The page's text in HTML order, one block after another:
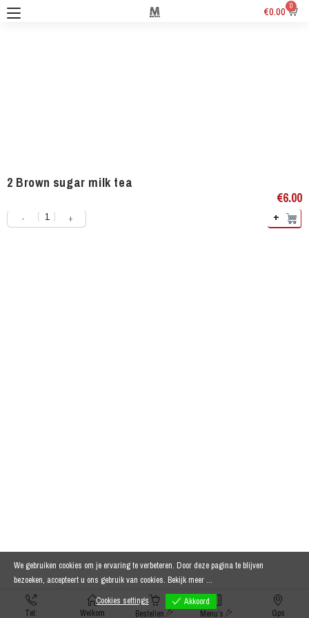
€0.00 0
2 Brown sugar milk tea
€6.00
- + +
Tel: Welkom Bestellen Menu’s Gps
We gebruiken cookies om je ervaring te verbeteren. Door deze pagina te blijven
bezoeken, accepteert u ons gebruik van cookies. Bekijk meer ...
Cookies settings
Akkoord